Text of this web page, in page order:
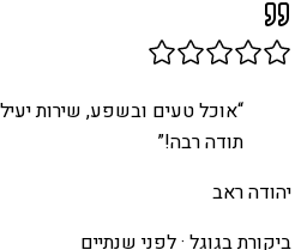
“אוכל טעים ובשפע, שירות
תודה רבה!”
יהודה ראב
ביקורת בגוגל ·לפני שנתיים